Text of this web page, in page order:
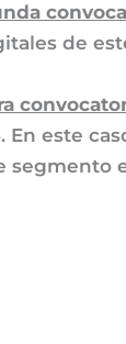
de
En este
segmento